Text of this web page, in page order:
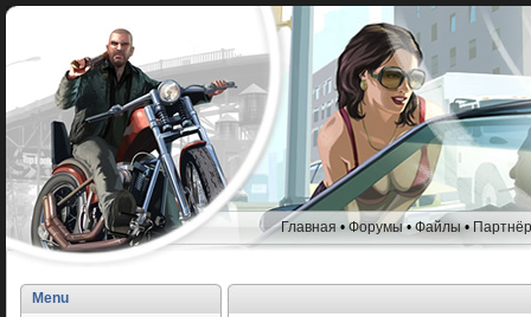
Главная • Форумы•Файлы•
Menu